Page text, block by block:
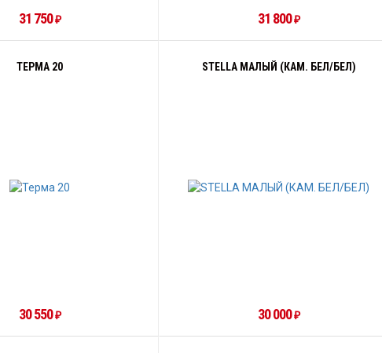
31 750 ₽ 31 800₽
ТЕРМА 20
30 550 ₽
STELLA МАЛЫЙ (КАМ. БЕЛ/БЕЛ)
30 000₽